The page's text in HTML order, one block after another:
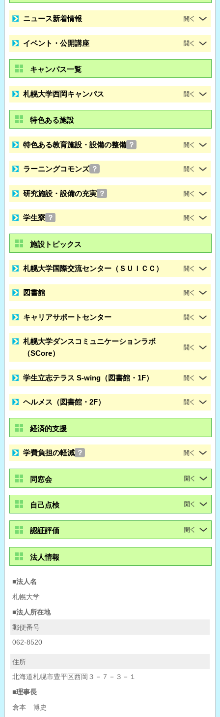
ニュース新着情報
イベント・公開講座
キャンパス一覧
札幌大学西岡キャンパス
特色ある施設
特色ある教育施設・設備の整備 ？
ラーニングコモンズ ？
研究施設・設備の充実 ？
学生寮 ？
施設トピックス
札幌大学国際交流センター（ＳＵＩＣＣ）
図書館
キャリアサポートセンター
札幌大学ダンスコミュニケーションラボ
（SCore）
学生立志テラス S-wing（図書館・1F）
ヘルメス（図書館・2F）
経済的支援
学費負担の軽減 ？
同窓会
自己点検
認証評価
法人情報
■法人名
札幌大学
■法人所在地
郵便番号
062-8520
住所
北海道札幌市豊平区西岡３－７－３－１
■理事長
倉本 博史